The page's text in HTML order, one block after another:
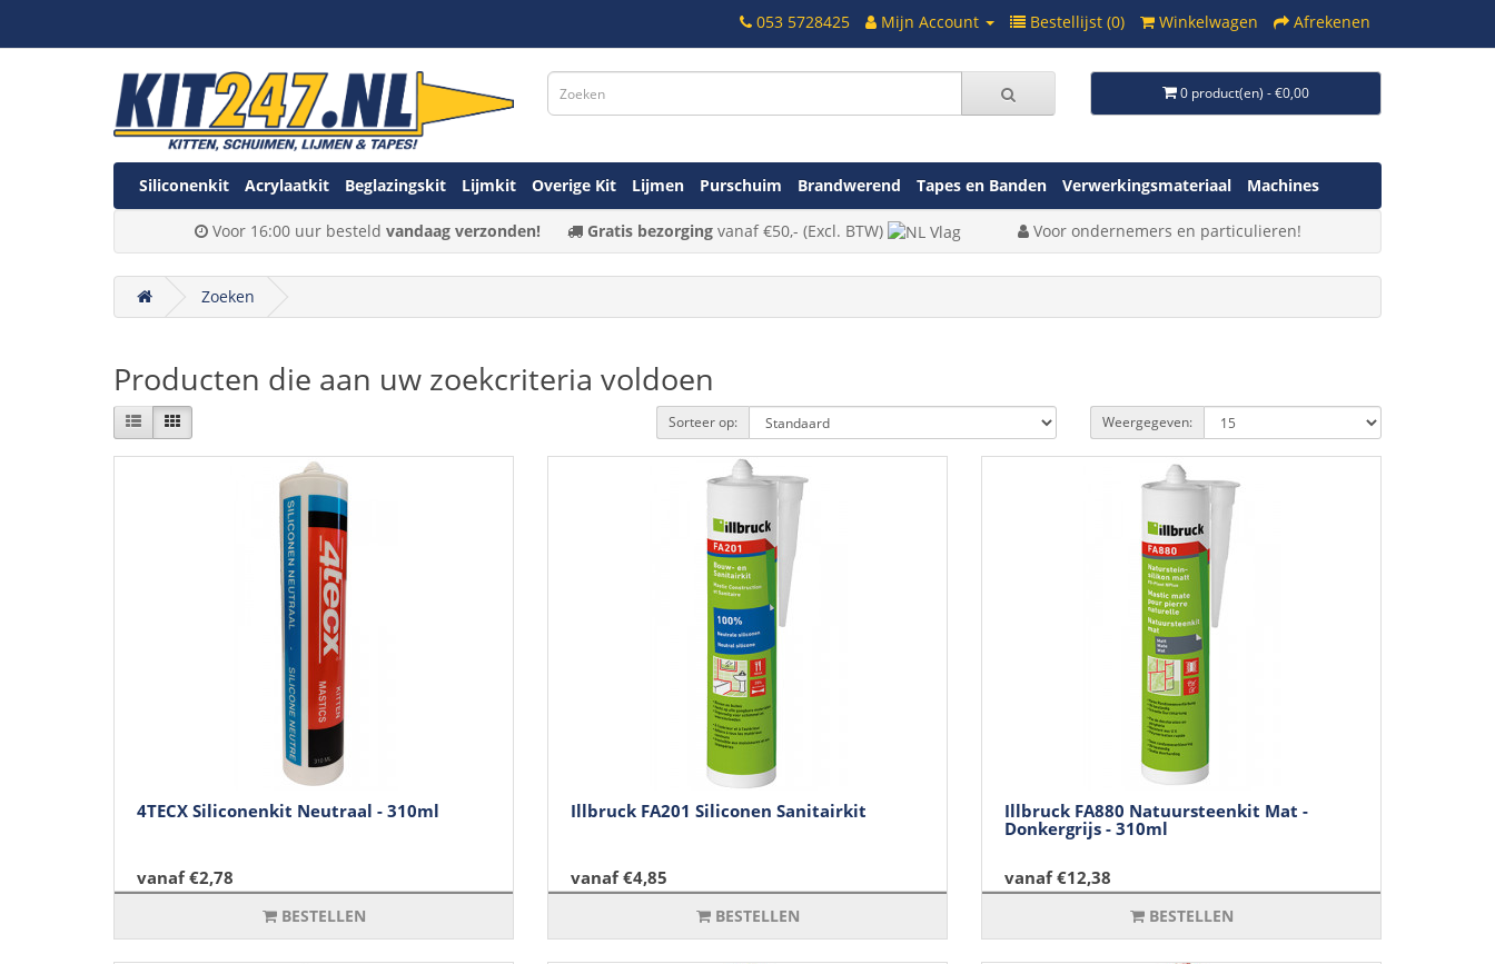
053 5728425 Mijn Account Bestellijst (0) Winkelwagen Afrekenen
0 product(en) - €0,00
Siliconenkit Acrylaatkit Beglazingskit Lijmkit Overige Kit Lijmen Purschuim Brandwerend Tapes en Banden Verwerkingsmateriaal Machines
Voor 16:00 uur besteld vandaag verzonden! Gratis bezorgingvanaf€50,- (Excl. BTW) Voor ondernemers en particulieren!
Zoeken
Producten die aan uw zoekcriteria voldoen
Sorteer op: Weergegeven:
4TECX Siliconenkit Neutraal - 310ml
vanaf €2,78
BESTELLEN
Illbruck FA201 Siliconen Sanitairkit
vanaf €4,85
BESTELLEN
Illbruck FA880 Natuursteenkit Mat -
Donkergrijs - 310ml
vanaf €12,38
BESTELLEN